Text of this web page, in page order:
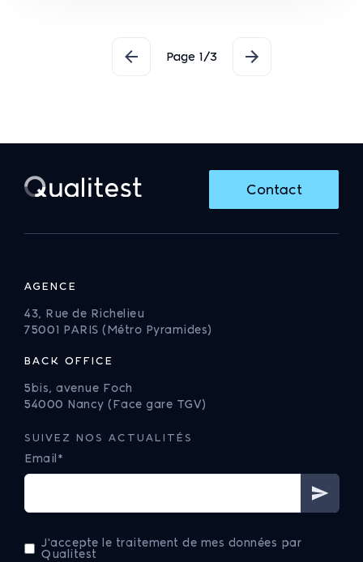
Page 1/3
Contact
AGENCE
43, Rue de Richelieu
75001 PARIS (Métro Pyramides)
BACK OFFICE
5bis, avenue Foch
54000 Nancy (Face gare TGV)
SUIVEZ NOS ACTUALITÉS
Email*
J'accepte le traitement de mes données par
Qualitest